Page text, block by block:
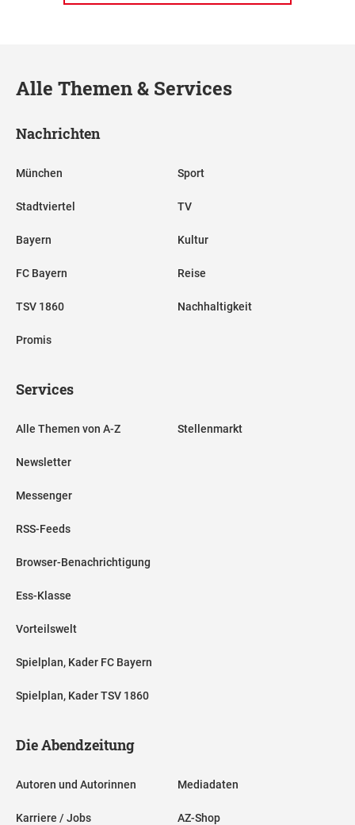
Alle Themen & Services
Nachrichten
München
Stadtviertel
Bayern
FC Bayern
TSV 1860
Promis
Sport
TV
Kultur
Reise
Nachhaltigkeit
Services
Alle Themen von A-Z
Newsletter
Messenger
RSS-Feeds
Browser-Benachrichtigung
Ess-Klasse
Vorteilswelt
Spielplan, Kader FC Bayern
Spielplan, Kader TSV 1860
Stellenmarkt
Die Abendzeitung
Autoren und Autorinnen
Karriere / Jobs
Mediadaten
AZ-Shop